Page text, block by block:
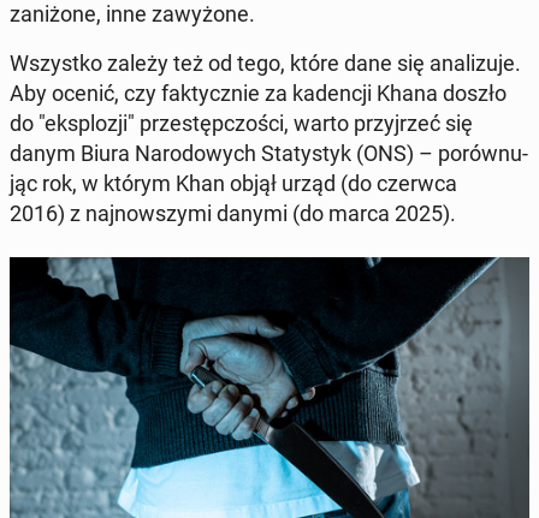
za­ni­żo­ne, inne za­wy­żo­ne.
Wszyst­ko zależy też od tego, które dane się ana­li­zu­je.
Aby ocenić, czy fak­tycz­nie za ka­den­cji Khana doszło
do "eks­plo­zji" prze­stęp­czo­ści, warto przyj­rzeć się
danym Biura Na­ro­do­wych Sta­ty­styk (ONS) – po­rów­nu­
jąc rok, w którym Khan objął urząd (do czerwca
2016) z naj­now­szy­mi danymi (do marca 2025).